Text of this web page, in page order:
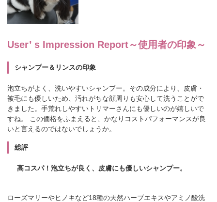
User’ s Impression Report～使用者の印象～
シャンプー＆リンスの印象
泡立ちがよく、洗いやすいシャンプー。その成分により、皮膚・
被毛にも優しいため、汚れがちな顔周りも安心して洗うことがで
きました。手荒れしやすいトリマーさんにも優しいのが嬉しいで
すね。 この価格をふまえると、かなりコストパフォーマンスが良
いと言えるのではないでしょうか。
総評
高コスパ！泡立ちが良く、皮膚にも優しいシャンプー。
ローズマリーやヒノキなど18種の天然ハーブエキスやアミノ酸洗